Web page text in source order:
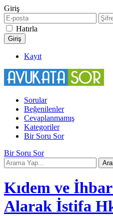
Giriş
Hatırla
Kayıt
Sorular
Beğenilenler
Cevaplanmamış
Kategoriler
Bir Soru Sor
Bir Soru Sor
Kıdem ve
Alarak İstifa